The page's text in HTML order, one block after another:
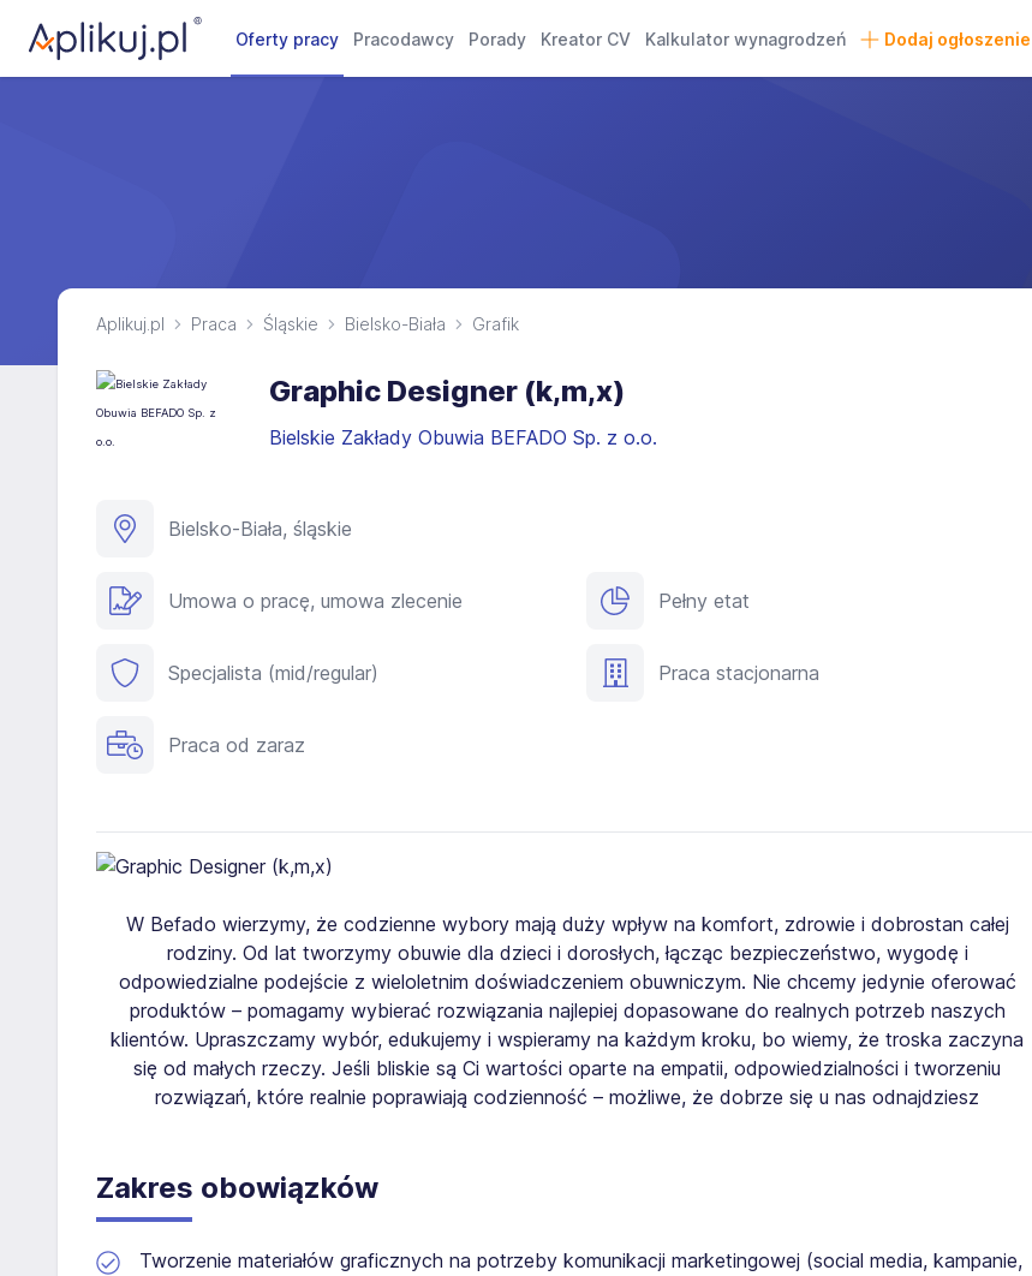
Oferty pracy Pracodawcy Porady Kreator CV Kalkulator wynagrodzeń Dodaj ogłoszenie
Aplikuj.pl Praca Śląskie Bielsko-Biała Grafik
Graphic Designer (k,m,x)
Bielskie Zakłady Obuwia BEFADO Sp. z o.o.
Bielsko-Biała, śląskie
Umowa o pracę, umowa zlecenie Pełny etat
Specjalista (mid/regular) Praca stacjonarna
Praca od zaraz
W Befado wierzymy, że codzienne wybory mają duży wpływ na komfort, zdrowie i dobrostan całej
rodziny. Od lat tworzymy obuwie dla dzieci i dorosłych, łącząc bezpieczeństwo, wygodę i
odpowiedzialne podejście z wieloletnim doświadczeniem obuwniczym. Nie chcemy jedynie oferować
produktów – pomagamy wybierać rozwiązania najlepiej dopasowane do realnych potrzeb naszych
klientów. Upraszczamy wybór, edukujemy i wspieramy na każdym kroku, bo wiemy, że troska zaczyna
się od małych rzeczy. Jeśli bliskie są Ci wartości oparte na empatii, odpowiedzialności i tworzeniu
rozwiązań, które realnie poprawiają codzienność – możliwe, że dobrze się u nas odnajdziesz
Zakres obowiązków
Tworzenie materiałów graficznych na potrzeby komunikacji marketingowej (social media, kampanie,